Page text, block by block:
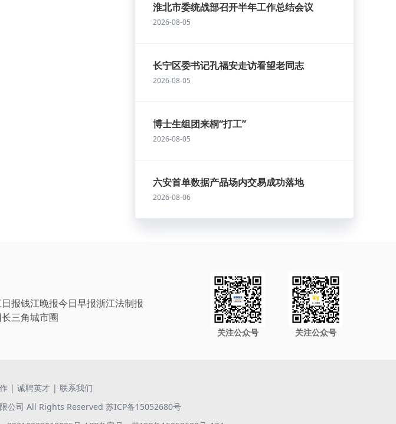
淮北市委统战部召开半年工作总结会议
2026-08-05
长宁区委书记孔福安走访看望老同志
2026-08-05
博士生组团来桐“打工”
2026-08-05
六安首单数据产品场内交易成功落地
2026-08-06
报钱江晚报今日早报浙江法制报
长三角城市圈
关注公众号 关注公众号
| 诚聘英才 | 联系我们
公司 All Rights Reserved 苏ICP备15052680号